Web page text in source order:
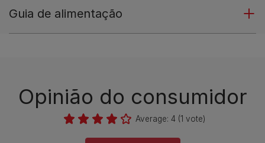
Guia de alimentação
Opinião do consumidor​
Average: 4 (1 vote)